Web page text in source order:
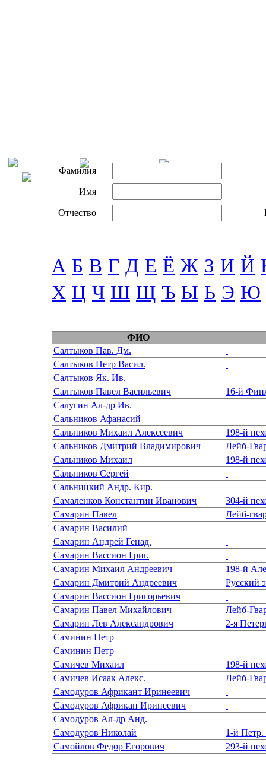
Фамилия
Имя
Отчество
А Б В Г Д Е Ё Ж З И Й
Х Ц Ч Ш Щ Ъ Ы Ь Э Ю
ФИО
Салтыков Пав. Дм.
Салтыков Петр Васил.
Салтыков Як. Ив.
Салтыков Павел Васильевич
16-й
Салугин Ал-др Ив.
Сальников Афанасий
Сальников Михаил Алексеевич
Сальников Дмитрий Владимирович
Лейб-
Сальников Михаил
Сальников Сергей
Сальницкий Андр. Кир.
Самаленков Константин Иванович
Самарин Павел
Лейб-
Самарин Василий
Самарин Андрей Генад.
Самарин Вассион Григ.
Самарин Михаил Андреевич
198-й
Самарин Дмитрий Андреевич
Русский
Самарин Вассион Григорьевич
Самарин Павел Михайлович
Лейб-
Самарин Лев Александрович
2-я
Саминин Петр
Саминин Петр
Самичев Михаил
Самичев Исаак Алекс.
Лейб-
Самодуров Африкант Иринеевич
Самодуров Африкан Иринеевич
Самодуров Ал-др Анд.
Самодуров Николай
1-й
Самойлов Федор Егорович
293-й